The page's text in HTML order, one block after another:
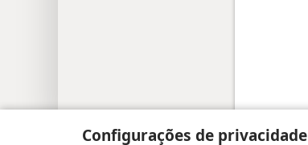
Configurações de privacidade